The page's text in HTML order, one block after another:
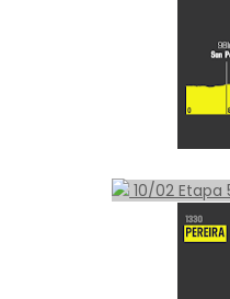
10/02 Etapa